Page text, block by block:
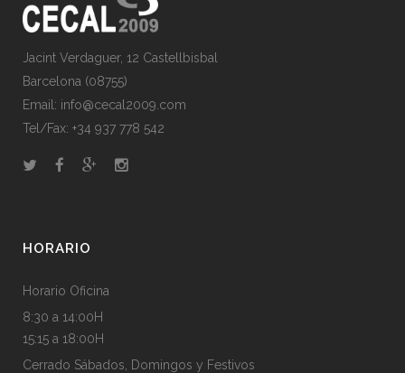
Jacint Verdaguer, 12 Castellbisbal
Barcelona (08755)
Email: info@cecal2009.com
Tel/Fax: +34 937 778 542
HORARIO
Horario Oficina
8:30 a 14:00H
15:15 a 18:00H
Cerrado Sábados, Domingos y Festivos